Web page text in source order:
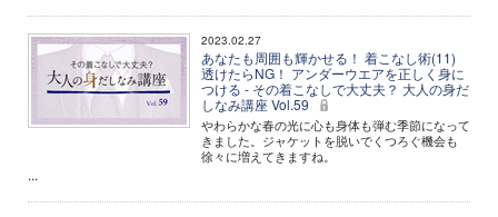
2023.02.27
あなたも周囲も輝かせる！ 着こなし術(11)
透けたらNG！ アンダーウエアを正しく身に
つける - その着こなしで大丈夫？ 大人の身だ
しなみ講座 Vol.59
やわらかな春の光に心も身体も弾む季節になって
きました。ジャケットを脱いでくつろぐ機会も
徐々に増えてきますね。
...